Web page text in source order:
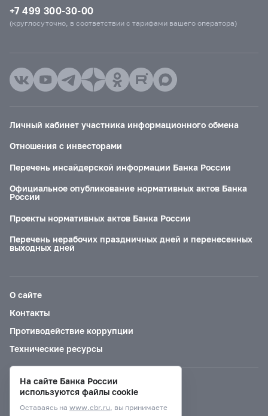
+7 499 300-30-00
(круглосуточно, в соответствии с тарифами вашего оператора)
Личный кабинет участника информационного обмена
Отношения с инвесторами
Перечень инсайдерской информации Банка России
Официальное опубликование нормативных актов Банка
России
Проекты нормативных актов Банка России
Перечень нерабочих праздничных дней и перенесенных
выходных дней
О сайте
Контакты
Противодействие коррупции
Технические ресурсы
Версия для слабовидящих
На сайте Банка России
используются файлы cookie
Оставаясь на www.cbr.ru, вы принимаете